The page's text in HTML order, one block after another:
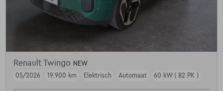
Renault Twingo NEW
05/2026
19.900 km Elektrisch Automaat 60 kW ( 82 PK )